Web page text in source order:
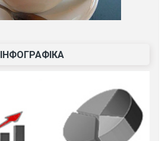
ІНФОГРАФІКА